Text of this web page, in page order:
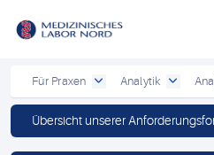
Für Praxen Analytik
Übersicht unserer